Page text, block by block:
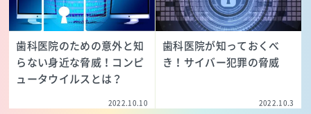
歯科医院のための意外と知
らない身近な脅威！コンピ
ュータウイルスとは？
2022.10.10
歯科医院が知っておくべ
き！サイバー犯罪の脅威
2022.10.3